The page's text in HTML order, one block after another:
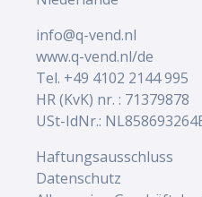
info@q-vend.nl
www.q-vend.nl/de
Tel. +49 4102 2144 995
HR (KvK) nr. : 71379878
USt-IdNr.:
Haftungsausschluss
Datenschutz